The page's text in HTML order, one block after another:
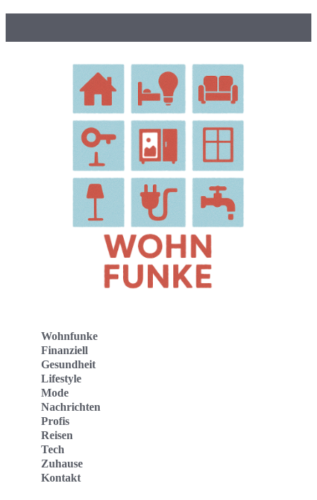
Wohnfunke
Finanziell
Gesundheit
Lifestyle
Mode
Nachrichten
Profis
Reisen
Tech
Zuhause
Kontakt